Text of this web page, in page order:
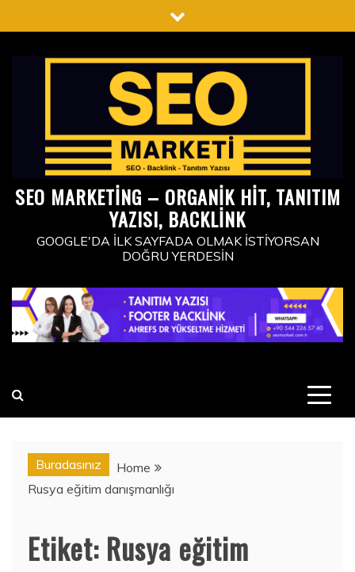
to
SEO MARKETING – ORGANIK HIT, TANITIM
YAZISI, BACKLINK
GOOGLE'DA İLK SAYFADA OLMAK İSTIYORSAN
DOĞRU YERDESIN
Buradasınız
Home
Rusya eğitim danışmanlığı
Etiket: Rusya eğitim